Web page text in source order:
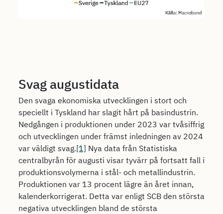
Svag augustidata
Den svaga ekonomiska utvecklingen i stort och
speciellt i Tyskland har slagit hårt på basindustrin.
Nedgången i produktionen under 2023 var tvåsiffrig
och utvecklingen under främst inledningen av 2024
var väldigt svag.[1] Nya data från Statistiska
centralbyrån för augusti visar tyvärr på fortsatt fall i
produktionsvolymerna i stål- och metallindustrin.
Produktionen var 13 procent lägre än året innan,
kalenderkorrigerat. Detta var enligt SCB den största
negativa utvecklingen bland de största